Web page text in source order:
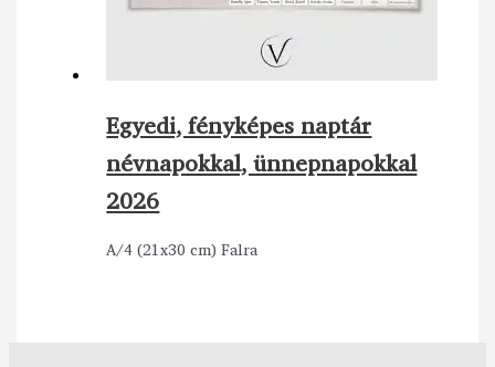
Egyedi, fényképes naptár
névnapokkal, ünnepnapokkal
2026
A/4 (21x30 cm) Falra